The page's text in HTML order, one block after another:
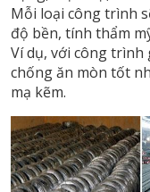
Mỗi loại công trình
độ bền, tính thẩm
Ví dụ, với công trình
chống ăn mòn tốt
mạ kẽm.